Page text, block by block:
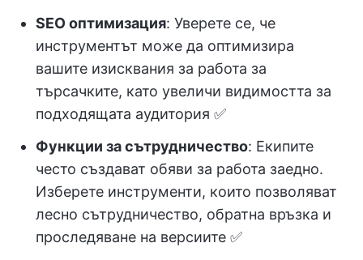
SEO оптимизация: Уверете се, че
инструментът може да оптимизира
вашите изисквания за работа за
търсачките, като увеличи видимостта за
подходящата аудитория ✅
Функции за сътрудничество: Екипите
често създават обяви за работа заедно.
Изберете инструменти, които позволяват
лесно сътрудничество, обратна връзка и
проследяване на версиите ✅